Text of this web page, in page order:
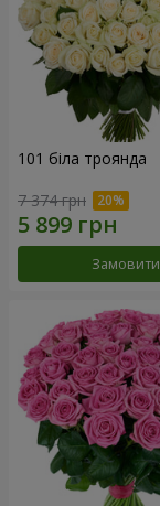
101 біла троянда
7 374 грн
Замовити